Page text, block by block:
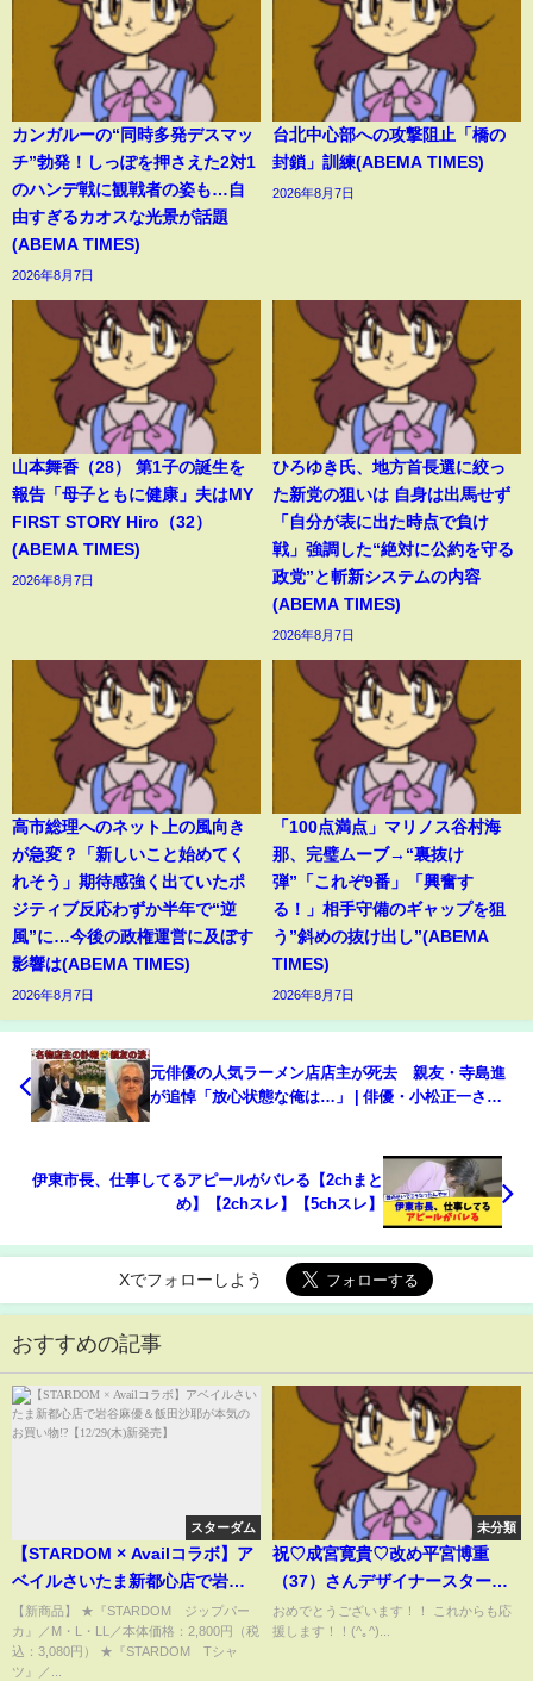
カンガルーの“同時多発デスマッ
チ”勃発！しっぽを押さえた2対1
のハンデ戦に観戦者の姿も…自
由すぎるカオスな光景が話題
(ABEMA TIMES)
2026年8月7日
台北中心部への攻撃阻止「橋の
封鎖」訓練(ABEMA TIMES)
2026年8月7日
山本舞香（28） 第1子の誕生を
報告「母子ともに健康」夫はMY
FIRST STORY Hiro（32）
(ABEMA TIMES)
2026年8月7日
ひろゆき氏、地方首長選に絞っ
た新党の狙いは 自身は出馬せず
「自分が表に出た時点で負け
戦」強調した“絶対に公約を守る
政党”と斬新システムの内容
(ABEMA TIMES)
2026年8月7日
高市総理へのネット上の風向き
が急変？「新しいこと始めてく
れそう」期待感強く出ていたポ
ジティブ反応わずか半年で“逆
風”に…今後の政権運営に及ぼす
影響は(ABEMA TIMES)
2026年8月7日
「100点満点」マリノス谷村海
那、完璧ムーブ→“裏抜け
弾”「これぞ9番」「興奮す
る！」相手守備のギャップを狙
う”斜めの抜け出し”(ABEMA
TIMES)
2026年8月7日
元俳優の人気ラーメン店店主が死去 親友・寺島進
が追悼「放心状態な俺は…」 | 俳優・小松正一さん
伊東市長、仕事してるアピールがバレる【2chまと
め】【2chスレ】【5chスレ】
Xでフォローしよう
おすすめの記事
スターダム
【STARDOM × Availコラボ】ア
ベイルさいたま新都心店で岩谷
麻優＆飯田沙耶が本気のお買い
物!?【12/29(木)新発売】
【新商品】 ★『STARDOM ジップパー
カ』／M・L・LL／本体価格：2,800円（税
込：3,080円） ★『STARDOM Tシャ
ツ』／...
未分類
祝♡成宮寛貴♡改め平宮博重
（37）さんデザイナースター
ト！！
おめでとうございます！！ これからも応
援します！！(^｡^)...